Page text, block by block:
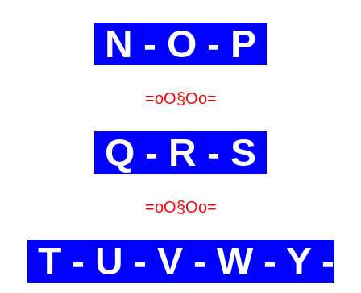
N - O - P
=oO§Oo=
Q - R - S
=oO§Oo=
T - U - V - W - Y -